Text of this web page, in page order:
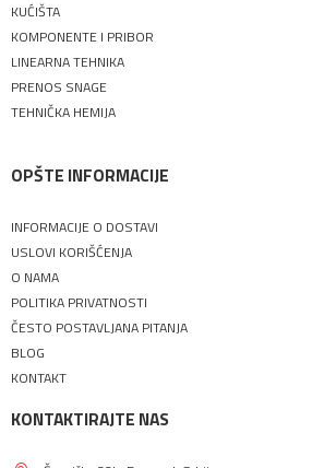
KUĆIŠTA
KOMPONENTE I PRIBOR
LINEARNA TEHNIKA
PRENOS SNAGE
TEHNIČKA HEMIJA
OPŠTE INFORMACIJE
INFORMACIJE O DOSTAVI
USLOVI KORIŠĆENJA
O NAMA
POLITIKA PRIVATNOSTI
ČESTO POSTAVLJANA PITANJA
BLOG
KONTAKT
KONTAKTIRAJTE NAS